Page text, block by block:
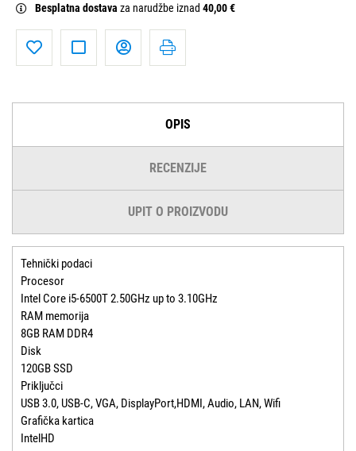
Besplatna dostava za narudžbe iznad 40,00 €
OPIS
RECENZIJE
UPIT O PROIZVODU
Tehnički podaci
Procesor
Intel Core i5-6500T 2.50GHz up to 3.10GHz
RAM memorija
8GB RAM DDR4
Disk
120GB SSD
Priključci
USB 3.0, USB-C, VGA, DisplayPort,HDMI, Audio, LAN, Wifi
Grafička kartica
IntelHD